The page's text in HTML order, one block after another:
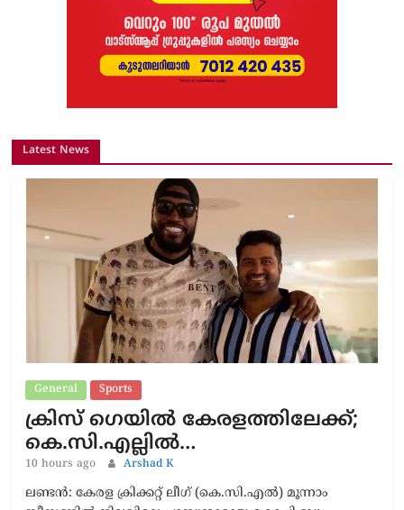
Latest News
General Sports
ക്രിസ് ഗെയിൽ കേരളത്തിലേക്ക്;
കെ.സി.എല്ലിൽ…
10 hours ago Arshad K
ലണ്ടൻ: കേരള ക്രിക്കറ്റ് ലീഗ് (കെ.സി.എൽ) മൂന്നാം